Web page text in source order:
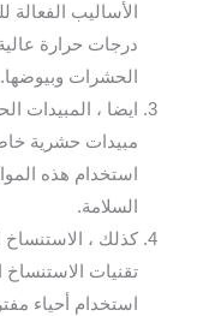
الأساليب
درجات حرارة
الحشرات وبيوضها.
ايضا ، المبيدات
مبيدات حشرية
استخدام هذه
السلامة.
كذلك ،
تقنيات
استخدام أحياء